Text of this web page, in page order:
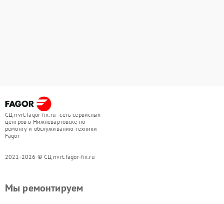
СЦ nvrt.fagor-fix.ru - сеть сервисных
центров в Нижневартовске по
ремонту и обслуживанию техники
Fagor
2021-2026 © СЦ nvrt.fagor-fix.ru
Мы ремонтируем